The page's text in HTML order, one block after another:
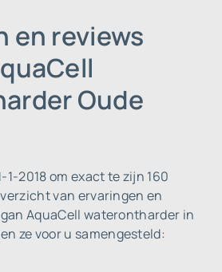
en reviews
Oude
1-2018 om exact te zijn 160
van ervaringen en
AquaCell waterontharder in
ze voor u samengesteld: